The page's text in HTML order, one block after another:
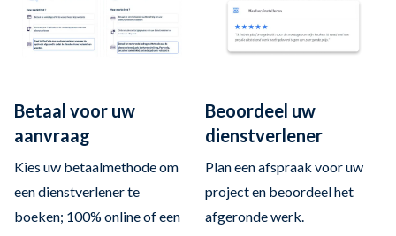
Betaal voor uw
aanvraag
Kies uw betaalmethode om
een dienstverlener te
boeken; 100% online of een
Beoordeel uw
dienstverlener
Plan een afspraak voor uw
project en beoordeel het
afgeronde werk.